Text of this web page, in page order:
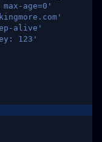
age=0'
alive'
123'